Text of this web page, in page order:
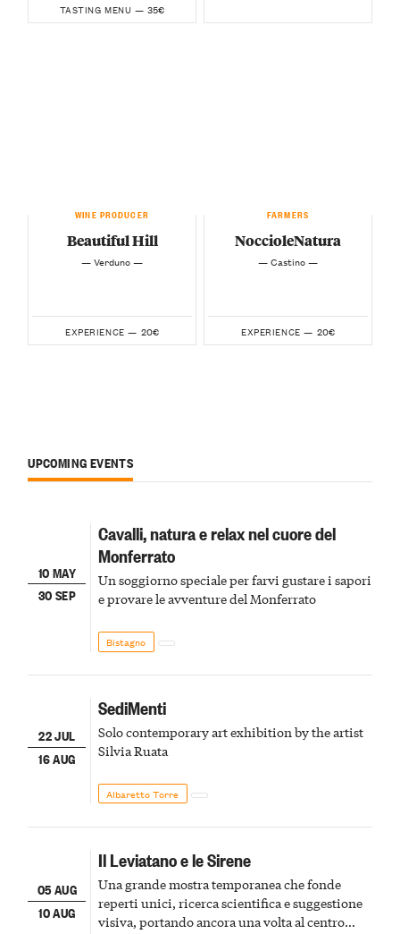
TASTING MENU — 35€
WINE PRODUCER
Beautiful Hill
— Verduno —
EXPERIENCE — 20€
FARMERS
NoccioleNatura
— Castino —
EXPERIENCE — 20€
UPCOMING EVENTS
10 MAY
30 SEP
Cavalli, natura e relax nel cuore del
Monferrato
Un soggiorno speciale per farvi gustare i sapori
e provare le avventure del Monferrato
Bistagno
22 JUL
16 AUG
SediMenti
Solo contemporary art exhibition by the artist
Silvia Ruata
Albaretto Torre
05 AUG
10 AUG
Il Leviatano e le Sirene
Una grande mostra temporanea che fonde
reperti unici, ricerca scientifica e suggestione
visiva, portando ancora una volta al centro